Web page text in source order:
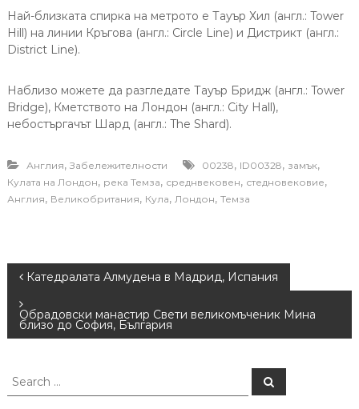
Най-близката спирка на метрото е Тауър Хил (англ.: Tower
Hill) на линии Кръгова (англ.: Circle Line) и Дистрикт (англ.:
District Line).
Наблизо можете да разгледате Тауър Бридж (англ.: Tower
Bridge), Кметството на Лондон (англ.: City Hall),
небостъргачът Шард (англ.: The Shard).
Англия, Забележителности 00238, ID00328, замък,
Кулата на Лондон, река Темза, среднвековен, стедновековие,
Англия, Великобритания, Кула, Лондон, Темза
P
o
t
Катедралата Алмудена в Мадрид, Испания
Обрадовски манастир Свети великомъченик Мина
близо до София, България
S
S
e